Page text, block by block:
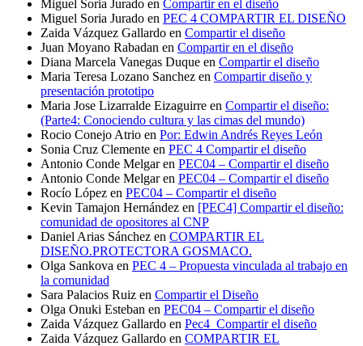
Miguel Soria Jurado en Compartir en el diseño
Miguel Soria Jurado en PEC 4 COMPARTIR EL DISEÑO
Zaida Vázquez Gallardo en Compartir el diseño
Juan Moyano Rabadan en Compartir en el diseño
Diana Marcela Vanegas Duque en Compartir el diseño
Maria Teresa Lozano Sanchez en Compartir diseño y
presentación prototipo
Maria Jose Lizarralde Eizaguirre en Compartir el diseño:
(Parte4: Conociendo cultura y las cimas del mundo)
Rocio Conejo Atrio en Por: Edwin Andrés Reyes León
Sonia Cruz Clemente en PEC 4 Compartir el diseño
Antonio Conde Melgaren PEC04 – Compartir el diseño
Antonio Conde Melgaren PEC04 – Compartir el diseño
Rocío López en PEC04 – Compartir el diseño
Kevin Tamajon Hernández en [PEC4] Compartir el diseño:
comunidad de opositores al CNP
Daniel Arias Sánchez en COMPARTIR EL
DISEÑO.PROTECTORA GOSMACO.
Olga Sankova en PEC 4 – Propuesta vinculada al trabajo en
la comunidad
Sara Palacios Ruiz en Compartir el Diseño
Olga Onuki Esteban en PEC04 – Compartir el diseño
Zaida Vázquez Gallardo en Pec4_Compartir el diseño
Zaida Vázquez Gallardo en COMPARTIR EL